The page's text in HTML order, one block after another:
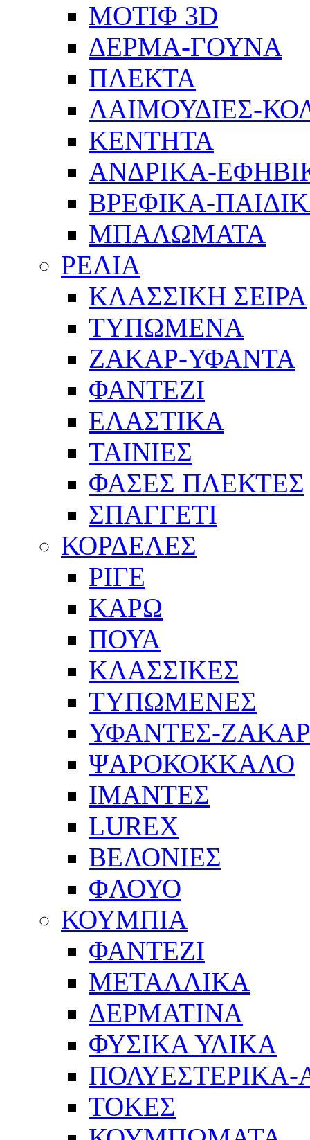
ΜΟΤΙΦ 3D
ΔΕΡΜΑ-ΓΟΥΝΑ
ΠΛΕΚΤΑ
ΛΑΙΜΟΥΔΙΕΣ-
ΚΕΝΤΗΤΑ
ΑΝΔΡΙΚΑ-
ΒΡΕΦΙΚΑ-
ΜΠΑΛΩΜΑΤΑ
ΡΕΛΙΑ
ΚΛΑΣΣΙΚΗ ΣΕΙΡΑ
ΤΥΠΩΜΕΝΑ
ΖΑΚΑΡ-ΥΦΑΝΤΑ
ΦΑΝΤΕΖΙ
ΕΛΑΣΤΙΚΑ
ΤΑΙΝΙΕΣ
ΦΑΣΕΣ ΠΛΕΚΤΕΣ
ΣΠΑΓΓΕΤΙ
ΚΟΡΔΕΛΕΣ
ΡΙΓΕ
ΚΑΡΩ
ΠΟΥΑ
ΚΛΑΣΣΙΚΕΣ
ΤΥΠΩΜΕΝΕΣ
ΥΦΑΝΤΕΣ-ΖΑΚΑΡ
ΨΑΡΟΚΟΚΚΑΛΟ
ΙΜΑΝΤΕΣ
LUREX
ΒΕΛΟΝΙΕΣ
ΦΛΟΥΟ
ΚΟΥΜΠΙΑ
ΦΑΝΤΕΖΙ
ΜΕΤΑΛΛΙΚΑ
ΔΕΡΜΑΤΙΝΑ
ΦΥΣΙΚΑ ΥΛΙΚΑ
ΠΟΛΥΕΣΤΕΡΙΚΑ-
ΤΟΚΕΣ